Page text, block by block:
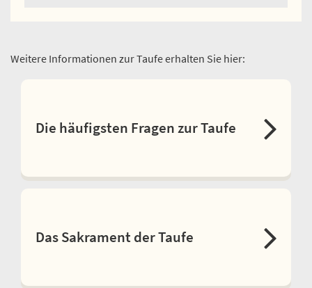
Weitere Informationen zur Taufe erhalten Sie hier:
Die häufigsten Fragen zur Taufe
Das Sakrament der Taufe